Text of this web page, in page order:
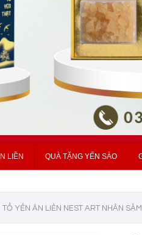
LIỀN QUÀ TẶNG YẾN SÀO
TỔ YẾN ĂN LIỀN NEST ART NHÂN SÂM